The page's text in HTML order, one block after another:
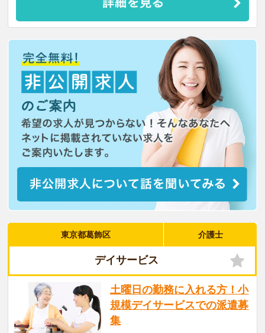
東京都葛飾区 介護士
デイサービス
土曜日の勤務に入れる方！小
規模デイサービスでの派遣募
集